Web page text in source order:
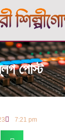
পোস্ট
7:21 pm